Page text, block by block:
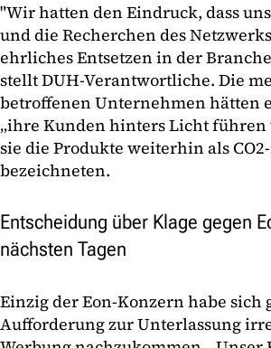
"Wir hatten den Eindruck, dass
und die Recherchen des
ehrliches Entsetzen in der
stellt DUH-Verantwortliche. Die
betroffenen Unternehmen hätten
„ihre Kunden hinters Licht führen
sie die Produkte weiterhin als
bezeichneten.
Entscheidung über Klage gegen
nächsten Tagen
Einzig der Eon-Konzern habe sich
Aufforderung zur Unterlassung